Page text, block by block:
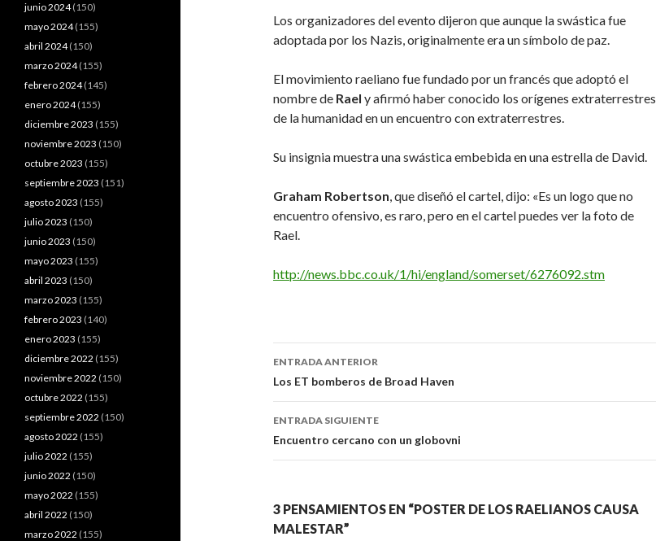
Los organizadores del evento dijeron que aunque la swástica fue
adoptada por los Nazis, originalmente era un símbolo de paz.
El movimiento raeliano fue fundado por un francés que adoptó el
nombre de Rael y afirmó haber conocido los orígenes extraterrestres
de la humanidad en un encuentro con extraterrestres.
Su insignia muestra una swástica embebida en una estrella de David.
Graham Robertson, que diseñó el cartel, dijo: «Es un logo que no
encuentro ofensivo, es raro, pero en el cartel puedes ver la foto de
Rael.
http://news.bbc.co.uk/1/hi/england/somerset/6276092.stm
Navegación
de
entradas
ENTRADA ANTERIOR
Los ET bomberos de Broad Haven
ENTRADA SIGUIENTE
Encuentro cercano con un globovni
3 PENSAMIENTOS EN “POSTER DE LOS RAELIANOS CAUSA
MALESTAR”
junio 2024(150)
mayo 2024(155)
abril 2024(150)
marzo 2024(155)
febrero 2024(145)
enero 2024(155)
diciembre 2023 (155)
noviembre 2023 (150)
octubre 2023 (155)
septiembre 2023 (151)
agosto 2023 (155)
julio 2023 (150)
junio 2023 (150)
mayo 2023 (155)
abril 2023 (150)
marzo 2023 (155)
febrero 2023 (140)
enero 2023 (155)
diciembre 2022 (155)
noviembre 2022 (150)
octubre 2022 (155)
septiembre 2022 (150)
agosto 2022 (155)
julio 2022 (155)
junio 2022 (150)
mayo 2022 (155)
abril 2022 (150)
marzo 2022 (155)